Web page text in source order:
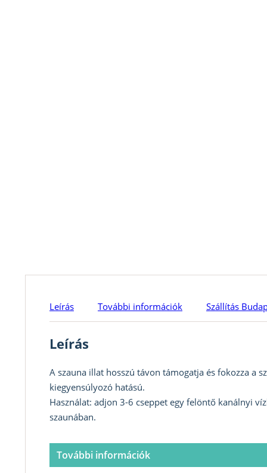
Leírás További információk Szállítás
Leírás
A szauna illat hosszú távon támogatja és fokozza a
kiegyensúlyozó hatású.
Használat: adjon 3-6 cseppet egy felöntő kanálnyi
szaunában.
További információk